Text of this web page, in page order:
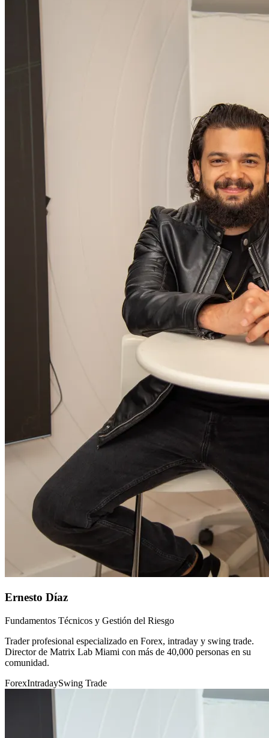
Ernesto Díaz
Fundamentos Técnicos y Gestión del Riesgo
Trader profesional especializado en Forex, intraday y swing trade.
Director de Matrix Lab Miami con más de 40,000 personas en su
comunidad.
ForexIntradaySwing Trade